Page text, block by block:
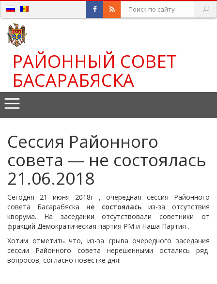
РАЙОННЫЙ СОВЕТ
БАСАРАБЯСКА
Сессия Районного
совета — не состоялась
21.06.2018
Сегодня 21 июня 2018г , очередная сессия Районного
совета Басарабяска не состояласьиз-за отсутствия
кворума. На заседании отсутствовали советники от
фракций Демократическая партия РМ и Наша Партия .
Хотим отметить что, из-за срыва очередного заседания
сессии Районного совета нерешенными остались ряд
вопросов, согласно повестке дня: